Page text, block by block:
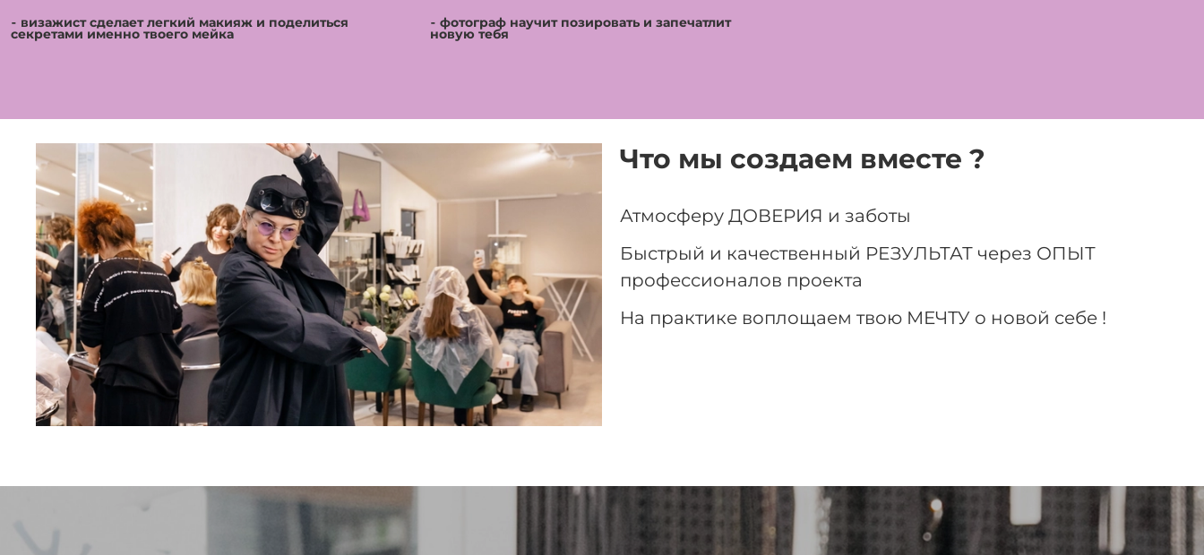
⁃ визажист сделает легкий макияж и поделиться
секретами именно твоего мейка
⁃ фотограф научит позировать и запечатлит
новую тебя
Что мы создаем вместе ?
Атмосферу ДОВЕРИЯ и заботы
Быстрый и качественный РЕЗУЛЬТАТ через ОПЫТ
профессионалов проекта
На практике воплощаем твою МЕЧТУ о новой себе !